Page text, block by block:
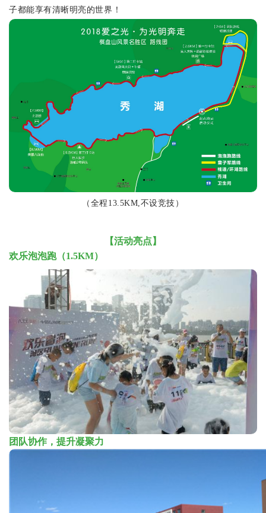
子都能享有清晰明亮的世界！
（全程13.5KM,不设竞技）
【活动亮点】
欢乐泡泡跑（1.5KM）
团队协作，提升凝聚力